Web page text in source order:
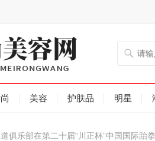
美容 护肤品 明星
俱乐部在第二十届“川正杯”中国国际跆